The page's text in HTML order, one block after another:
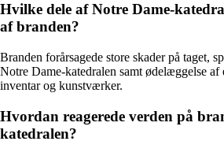
Hvilke dele af Notre Dame-
af branden?
Branden forårsagede store skader på taget,
Notre Dame-katedralen samt ødelæggelse af
inventar og kunstværker.
Hvordan reagerede verden på
katedralen?